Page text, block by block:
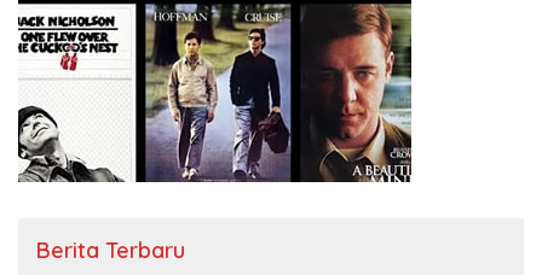
Berita Terbaru